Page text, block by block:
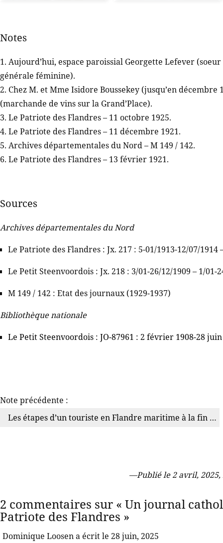
Notes
1. Aujourd’hui, espace paroissial Georgette Lefever
générale féminine).
2. Chez M. et Mme Isidore Boussekey (jusqu’en
(marchande de vins sur la Grand’Place).
3. Le Patriote des Flandres – 11 octobre 1925.
4. Le Patriote des Flandres – 11 décembre 1921.
5. Archives départementales du Nord – M 149 / 142.
6. Le Patriote des Flandres – 13 février 1921.
Sources
Archives départementales du Nord
Le Patriote des Flandres : Jx. 217 : 5-01/1913-12/07/1914
Le Petit Steenvoordois : Jx. 218 : 3/01-26/12/1909 – 1/01-
M 149 / 142 : Etat des journaux (1929-1937)
Bibliothèque nationale
Le Petit Steenvoordois : JO-87961 : 2 février 1908-28
Note précédente :
Les étapes d’un touriste en Flandre maritime à la fin du XIXe siècle
—Publié le 2 avril,
2 commentaires sur « Un journal
Patriote des Flandres »
Dominique Loosen a écrit le 28 juin, 2025